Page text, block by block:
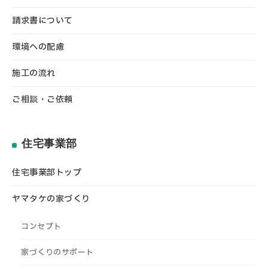
請求書について
環境への配慮
施工の流れ
ご相談・ご依頼
住宅事業部
住宅事業部トップ
ヤマタケの家づくり
コンセプト
家づくりのサポート